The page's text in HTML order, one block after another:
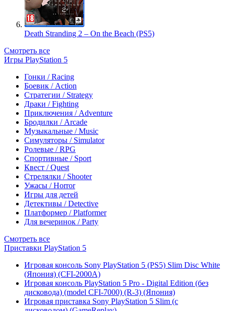
Death Stranding 2 – On the Beach (PS5)
Смотреть все
Игры PlayStation 5
Гонки / Racing
Боевик / Action
Стратегии / Strategy
Драки / Fighting
Приключения / Adventure
Бродилки / Arcade
Музыкальные / Music
Симуляторы / Simulator
Ролевые / RPG
Спортивные / Sport
Квест / Quest
Стрелялки / Shooter
Ужасы / Horror
Игры для детей
Детективы / Detective
Платформер / Platformer
Для вечеринок / Party
Смотреть все
Приставки PlayStation 5
Игровая консоль Sony PlayStation 5 (PS5) Slim Disc White
(Япония) (CFI-2000A)
Игровая консоль PlayStation 5 Pro - Digital Edition (без
дисковода) (model CFI-7000) (R-3) (Япония)
Игровая приставка Sony PlayStation 5 Slim (с